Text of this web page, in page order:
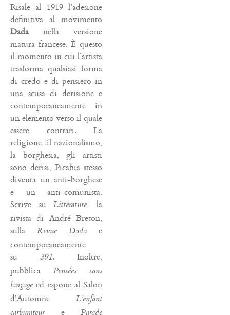
Risale al 1919 l’adesione
definitiva al movimento
Dadanella versione
matura francese. È questo
il momento in cui l’artista
trasforma qualsiasi forma
di credo e di pensiero in
una scusa di derisione e
contemporaneamente in
un elemento verso il quale
essere contrari. La
religione, il nazionalismo,
la borghesia, gli artisti
sono derisi, Picabia stesso
diventa un anti-borghese
e un anti-comunista.
Scrive suLittérature, la
rivista di André Breton,
sulla Revue Dada e
contemporaneamente
su 391. Inoltre,
pubblica Pensées sans
langageed espone al Salon
d’Automne L’enfant
e